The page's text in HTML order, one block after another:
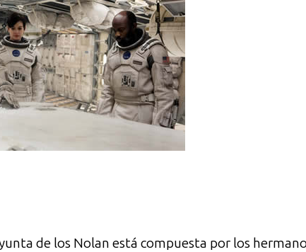
de los Nolan está compuesta por los